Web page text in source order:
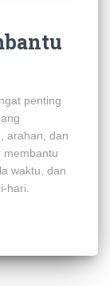
penting
arahan, dan
membantu
waktu, dan
hari.